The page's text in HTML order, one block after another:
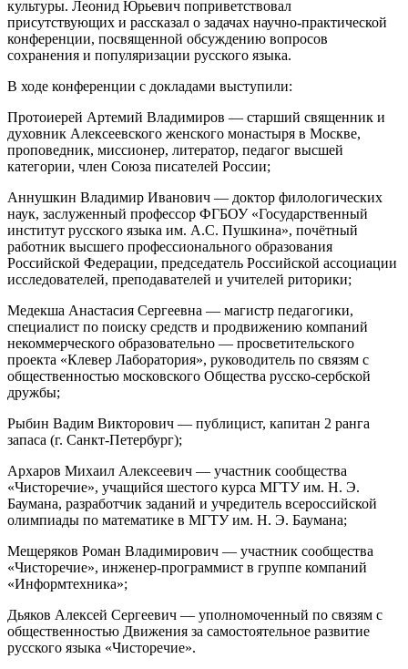
культуры. Леонид Юрьевич поприветствовал
присутствующих и рассказал о задачах научно-практической
конференции, посвященной обсуждению вопросов
сохранения и популяризации русского языка.
В ходе конференции с докладами выступили:
Протоиерей Артемий Владимиров — старший священник и
духовник Алексеевского женского монастыря в Москве,
проповедник, миссионер, литератор, педагог высшей
категории, член Союза писателей России;
Аннушкин Владимир Иванович — доктор филологических
наук, заслуженный профессор ФГБОУ «Государственный
институт русского языка им. А.С. Пушкина», почётный
работник высшего профессионального образования
Российской Федерации, председатель Российской ассоциации
исследователей, преподавателей и учителей риторики;
Медекша Анастасия Сергеевна — магистр педагогики,
специалист по поиску средств и продвижению компаний
некоммерческого образовательно — просветительского
проекта «Клевер Лаборатория», руководитель по связям с
общественностью московского Общества русско-сербской
дружбы;
Рыбин Вадим Викторович — публицист, капитан 2 ранга
запаса (г. Санкт-Петербург);
Архаров Михаил Алексеевич — участник сообщества
«Чисторечие», учащийся шестого курса МГТУ им. Н. Э.
Баумана, разработчик заданий и учредитель всероссийской
олимпиады по математике в МГТУ им. Н. Э. Баумана;
Мещеряков Роман Владимирович — участник сообщества
«Чисторечие», инженер-программист в группе компаний
«Информтехника»;
Дьяков Алексей Сергеевич — уполномоченный по связям с
общественностью Движения за самостоятельное развитие
русского языка «Чисторечие».